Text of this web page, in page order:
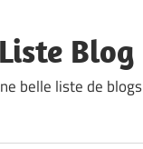
Liste Blog
belle liste de blogs